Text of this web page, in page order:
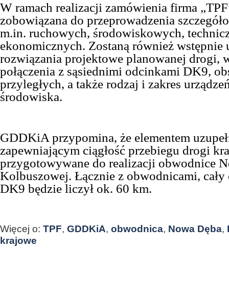
W ramach realizacji zamówienia firma
zobowiązana do przeprowadzenia
m.in. ruchowych, środowiskowych,
ekonomicznych. Zostaną również wstępnie
rozwiązania projektowe planowanej drogi,
połączenia z sąsiednimi odcinkami DK9,
przyległych, a także rodzaj i zakres
środowiska.
GDDKiA przypomina, że elementem
zapewniającym ciągłość przebiegu drogi
przygotowywane do realizacji obwodnice
Kolbuszowej. Łącznie z obwodnicami,
DK9 będzie liczył ok. 60 km.
Więcej o: TPF, GDDKiA, obwodnica, Nowa Dęba,
krajowe